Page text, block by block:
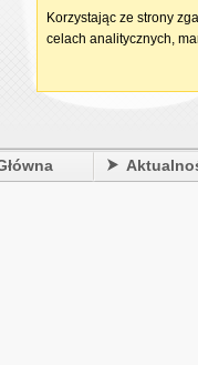
Korzystając ze strony
celach analitycznych,